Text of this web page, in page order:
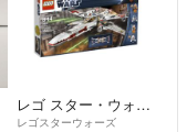
レゴ スター・ウォーズ
レゴスターウォーズ